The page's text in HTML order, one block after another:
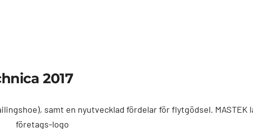
2017
samt en nyutvecklad fördelar för flytgödsel.
företags-logo